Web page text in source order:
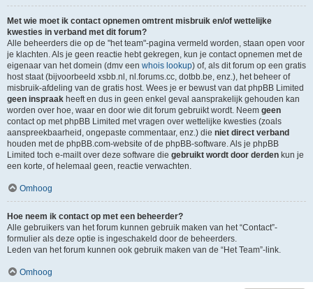
Met wie moet ik contact opnemen omtrent misbruik en/of wettelijke
kwesties in verband met dit forum?
Alle beheerders die op de "het team"-pagina vermeld worden, staan open voor
je klachten. Als je geen reactie hebt gekregen, kun je contact opnemen met de
eigenaar van het domein (dmv een whois lookup) of, als dit forum op een gratis
host staat (bijvoorbeeld xsbb.nl, nl.forums.cc, dotbb.be, enz.), het beheer of
misbruik-afdeling van de gratis host. Wees je er bewust van dat phpBB Limited
geen inspraak heeft en dus in geen enkel geval aansprakelijk gehouden kan
worden over hoe, waar en door wie dit forum gebruikt wordt. Neem geen
contact op met phpBB Limited met vragen over wettelijke kwesties (zoals
aanspreekbaarheid, ongepaste commentaar, enz.) die niet direct verband
houden met de phpBB.com-website of de phpBB-software. Als je phpBB
Limited toch e-mailt over deze software die gebruikt wordt door derden kun je
een korte, of helemaal geen, reactie verwachten.
Omhoog
Hoe neem ik contact op met een beheerder?
Alle gebruikers van het forum kunnen gebruik maken van het “Contact”-
formulier als deze optie is ingeschakeld door de beheerders.
Leden van het forum kunnen ook gebruik maken van de “Het Team”-link.
Omhoog